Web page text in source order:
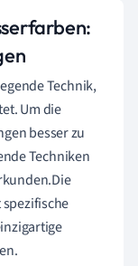
Technik,
Um die
besser zu
Techniken